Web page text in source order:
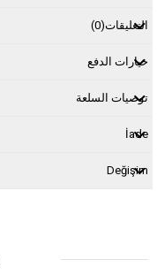
التعليقات(0)
خيارات الدفع
توصيات السلعة
İade
Değişim